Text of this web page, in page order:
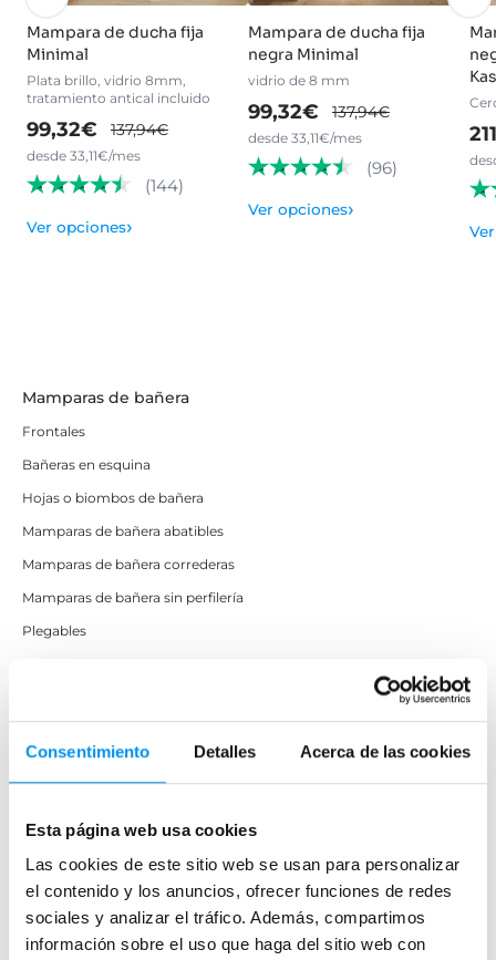
Consentimiento Detalles Acerca de las cookies
Esta página web usa cookies
Las cookies de este sitio web se usan para personalizar
el contenido y los anuncios, ofrecer funciones de redes
sociales y analizar el tráfico. Además, compartimos
información sobre el uso que haga del sitio web con
Mampara de ducha fija
Minimal
Plata brillo, vidrio 8mm,
tratamiento antical incluido
99,32€ 137,94€
desde 33,11€/mes
(144)
Ver opciones›
Mampara de ducha fija
negra Minimal
vidrio de 8 mm
99,32€ 137,94€
desde 33,11€/mes
(96)
Ver opciones›
Mamparas de bañera
Frontales
Bañeras en esquina
Hojas o biombos de bañera
Mamparas de bañera abatibles
Mamparas de bañera correderas
Mamparas de bañera sin perfilería
Plegables
Fijos y paneles de ducha
Semicirculares
Correderas sin perfiles
Apertura abatible